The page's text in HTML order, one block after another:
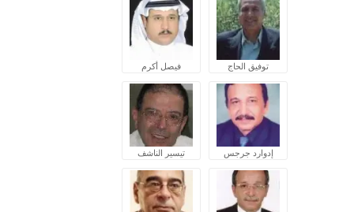
توفيق الحاج فيصل أكرم
إدوارد جرجس تيسير الناشف